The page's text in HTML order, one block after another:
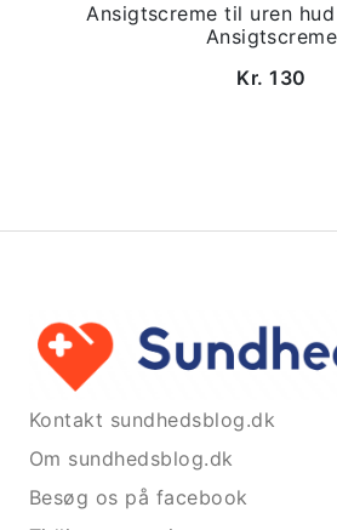
Ansigtscreme til uren
Ansigtscreme
Kr. 130
Kontakt sundhedsblog.dk
Om sundhedsblog.dk
Besøg os på facebook